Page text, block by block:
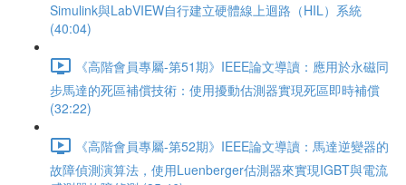
Simulink與LabVIEW自行建立硬體線上迴路（HIL）系統
(40:04)
《高階會員專屬-第51期》IEEE論文導讀：應用於永磁同
步馬達的死區補償技術：使用擾動估測器實現死區即時補償
(32:22)
《高階會員專屬-第52期》IEEE論文導讀：馬達逆變器的
故障偵測演算法，使用Luenberger估測器來實現IGBT與電流